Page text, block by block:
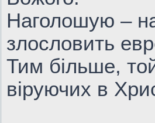
Наголошую –
злословить
Тим більше,
віруючих в